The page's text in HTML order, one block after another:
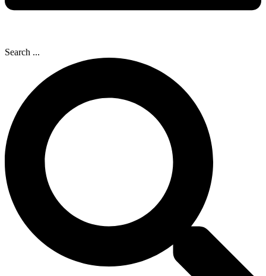
Search ...